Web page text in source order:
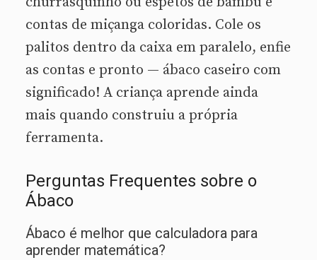
contas de miçanga coloridas. Cole os
palitos dentro da caixa em paralelo, enfie
as contas e pronto — ábaco caseiro com
significado! A criança aprende ainda
mais quando construiu a própria
ferramenta.
Perguntas Frequentes sobre o
Ábaco
Ábaco é melhor que calculadora para
aprender matemática?